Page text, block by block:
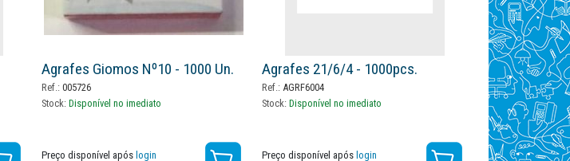
Agrafes Giomos Nº10 - 1000 Un.
Ref.:005726
Stock: Disponível no imediato
Preço disponível após login
Agrafes 21/6/4 - 1000pcs.
Ref.: AGRF6004
Stock:Disponível no imediato
Preço disponível após login